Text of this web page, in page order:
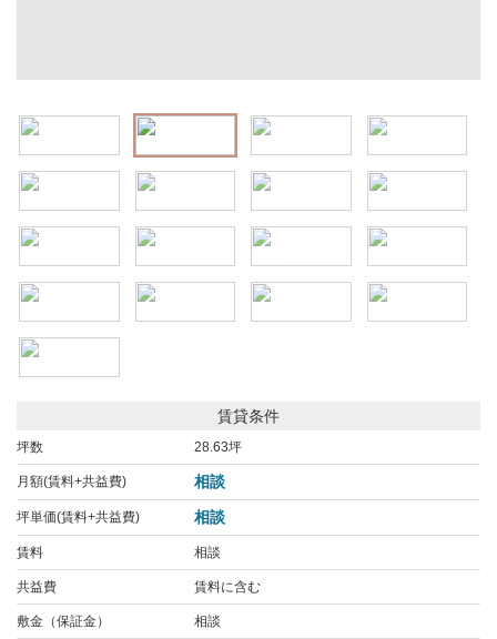
賃貸条件
坪数 28.63坪
月額(賃料+共益費) 相談
坪単価(賃料+共益費) 相談
賃料 相談
共益費 賃料に含む
敷金（保証金） 相談